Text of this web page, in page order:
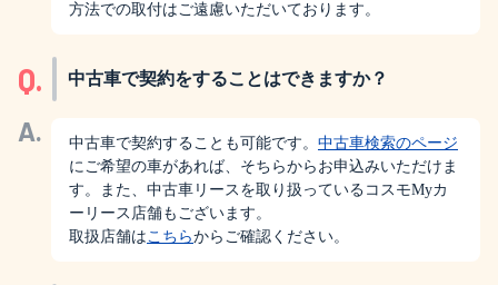
方法での取付はご遠慮いただいております。
Q. 中古車で契約をすることはできますか？
A. 中古車で契約することも可能です。 中古車検索のページ
にご希望の車があれば、そちらからお申込みいただけま
す。また、中古車リースを取り扱っているコスモMyカ
ーリース店舗もございます。
取扱店舗はこちらからご確認ください。